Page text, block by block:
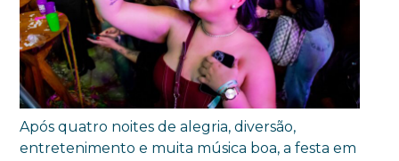
Após quatro noites de alegria, diversão,
entretenimento e muita música boa, a festa em